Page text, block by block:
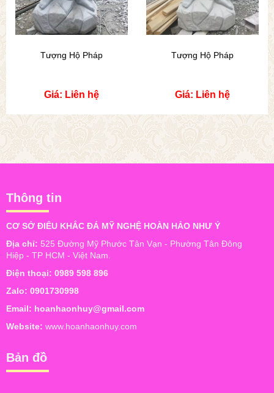
Tượng Hộ Pháp
Giá: Liên hệ
Tượng Hộ Pháp
Giá: Liên hệ
Thông tin
CƠ SỞ ĐIÊU KHẮC ĐÁ MỸ NGHỆ HOÀN HẢO NHƯ Ý
Địa chỉ: 525 Đường Mỹ Phước Tân Vạn - Phường Tân Đông
Hiệp - TP HCM - Việt Nam.
Điện thoại: 0989 598 896
Zalo: 0901730998
Email: hoanhaonhuy@gmail.com
Website: www.hoanhaonhuy.com
Bản đồ